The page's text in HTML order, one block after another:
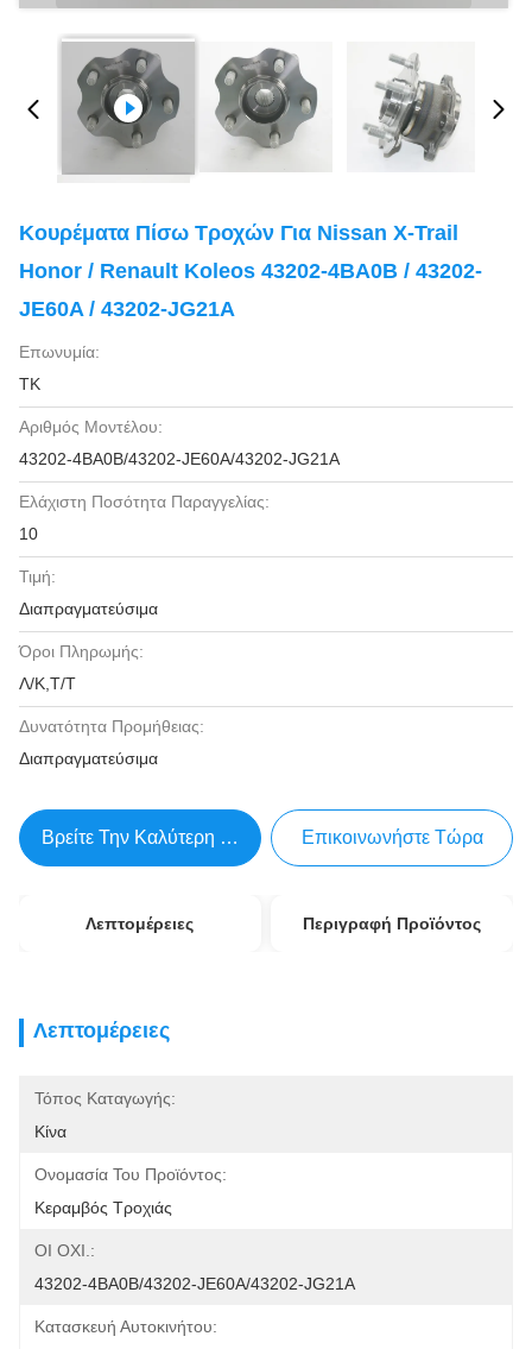
Κουρέματα Πίσω Τροχών Για Nissan X-Trail
Honor / Renault Koleos 43202-4BA0B / 43202-
JE60A / 43202-JG21A
Επωνυμία:
TK
Αριθμός Μοντέλου:
43202-4BA0B/43202-JE60A/43202-JG21A
Ελάχιστη Ποσότητα Παραγγελίας:
10
Τιμή:
Διαπραγματεύσιμα
Όροι Πληρωμής:
Λ/Κ,Τ/Τ
Δυνατότητα Προμήθειας:
Διαπραγματεύσιμα
Βρείτε Την Καλύτερη Τιμή Επικοινωνήστε Τώρα
Λεπτομέρειες Περιγραφή Προϊόντος
Λεπτομέρειες
Τόπος Καταγωγής:
Κίνα
Ονομασία Του Προϊόντος:
Κεραμβός Τροχιάς
ΟΙ ΟΧΙ.:
43202-4BA0B/43202-JE60A/43202-JG21A
Κατασκευή Αυτοκινήτου: